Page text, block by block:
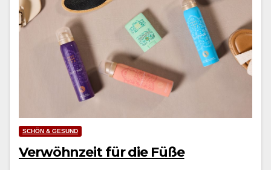
SCHÖN & GESUND
Verwöhnzeit für die Füße